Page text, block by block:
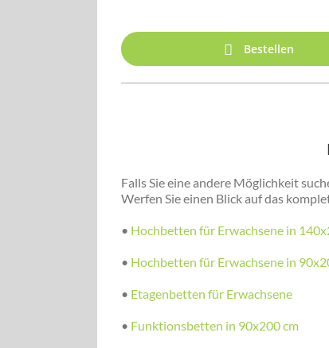
Bestellen
Falls Sie eine andere Möglichkeit
Werfen Sie einen Blick auf das
• Hochbetten für Erwachsene in
• Hochbetten für Erwachsene in
• Etagenbetten für Erwachsene
• Funktionsbetten in 90x200 cm